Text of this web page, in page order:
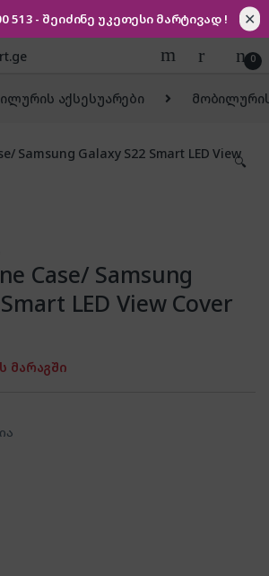
513 - შეიძინე უკეთესი მარტივად ! ✕
0
აქსესუარები
🔍
Case/ Samsung
LED View Cover
მარაგში